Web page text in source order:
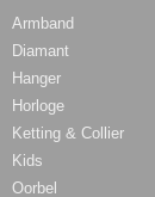
Armband
Diamant
Hanger
Horloge
Ketting & Collier
Kids
Oorbel